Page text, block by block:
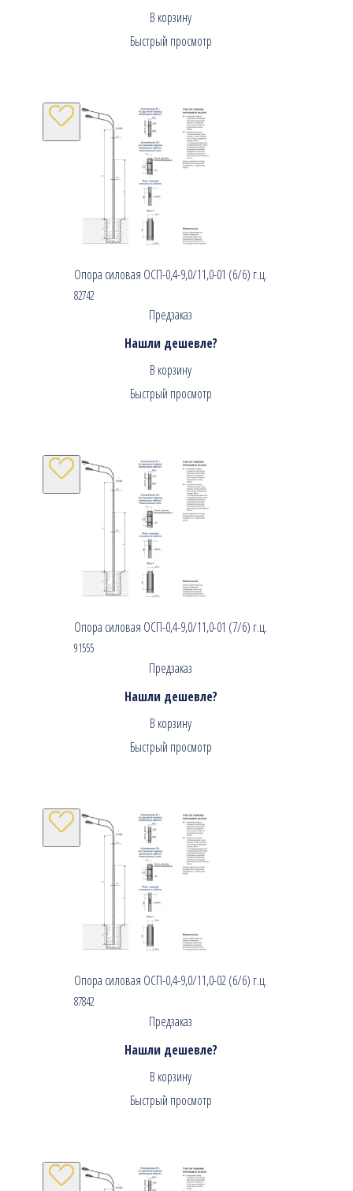
В корзину
Быстрый просмотр
Опора силовая ОСП-0,4-9,0/11,0-01 (6/6) г.ц.
82742
Предзаказ
Нашли дешевле?
В корзину
Быстрый просмотр
Опора силовая ОСП-0,4-9,0/11,0-01 (7/6) г.ц.
91555
Предзаказ
Нашли дешевле?
В корзину
Быстрый просмотр
Опора силовая ОСП-0,4-9,0/11,0-02 (6/6) г.ц.
87842
Предзаказ
Нашли дешевле?
В корзину
Быстрый просмотр